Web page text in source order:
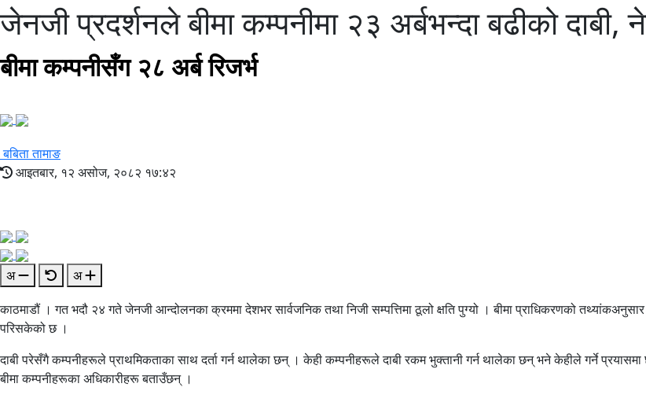
जेनजी प्रदर्शनले बीमा कम्पनीमा २३ अर्बभन्दा बढीको दाबी,
बीमा कम्पनीसँग २८ अर्ब रिजर्भ
बबिता तामाङ
आइतबार, १२ असोज, २०८२ १७:४२
अ
अ
काठमाडौं । गत भदौ २४ गते जेनजी आन्दोलनका क्रममा देशभर सार्वजनिक तथा निजी सम्पत्तिमा ठूलो क्षति पुग्यो । बीमा प्राधिकरणको
परिसकेको छ ।
दाबी परेसँगै कम्पनीहरूले प्राथमिकताका साथ दर्ता गर्न थालेका छन् । केही कम्पनीहरूले दाबी रकम भुक्तानी गर्न थालेका छन् भने केहीले गर्ने
बीमा कम्पनीहरूका अधिकारीहरू बताउँछन् ।